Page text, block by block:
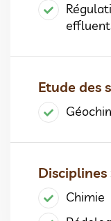
Etude des
Disciplines
Chimie